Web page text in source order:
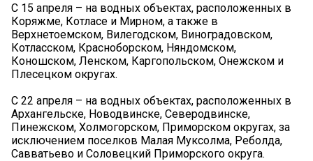
С 15 апреля – на водных объектах, расположенных в
Коряжме, Котласе и Мирном, а также в
Верхнетоемском, Вилегодском, Виноградовском,
Котласском, Красноборском, Няндомском,
Коношском, Ленском, Каргопольском, Онежском и
Плесецком округах.
С 22 апреля – на водных объектах, расположенных в
Архангельске, Новодвинске, Северодвинске,
Пинежском, Холмогорском, Приморском округах, за
исключением поселков Малая Муксолма, Реболда,
Савватьево и Соловецкий Приморского округа.